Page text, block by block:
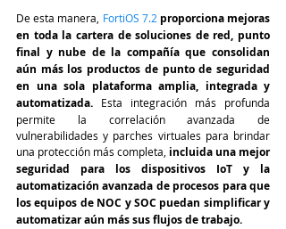
De esta manera, FortiOS 7.2 proporciona mejoras
en toda la cartera de soluciones de red, punto
final y nube de la compañía que consolidan
aún más los productos de punto de seguridad
en una sola plataforma amplia, integrada y
automatizada. Esta integración más profunda
permite la correlación avanzada de
vulnerabilidades y parches virtuales para brindar
una protección más completa, incluida una mejor
seguridad para los dispositivos IoT y la
automatización avanzada de procesos para que
los equipos de NOC y SOC puedan simplificar y
automatizar aún más sus flujos de trabajo.